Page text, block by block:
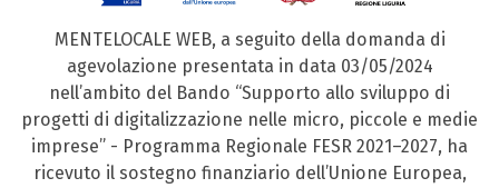
MENTELOCALE WEB, a seguito della domanda di
agevolazione presentata in data 03/05/2024
nell’ambito del Bando “Supporto allo sviluppo di
progetti di digitalizzazione nelle micro, piccole e medie
imprese” - Programma Regionale FESR 2021–2027, ha
ricevuto il sostegno finanziario dell’Unione Europea,